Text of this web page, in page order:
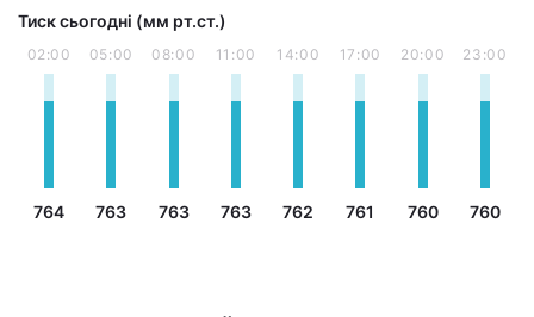
Тиск сьогодні (мм рт.ст.)
02:00
764
05:00
763
08:00
763
11:00
763
14:00
762
17:00
761
20:00
760
23:00
760